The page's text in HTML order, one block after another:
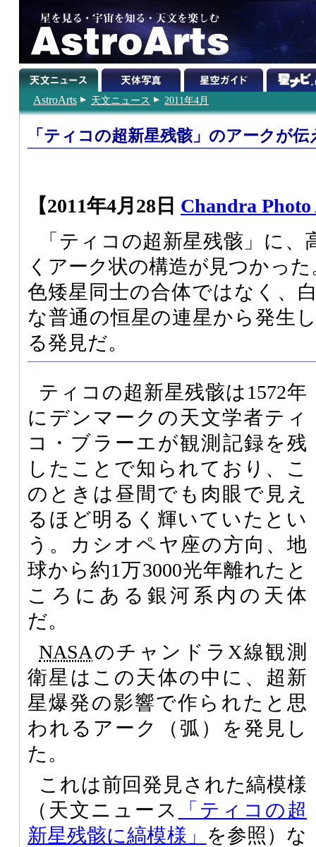
AstroArts 天文ニュース 2011年4月
「ティコの超新星残骸」のアークが
【2011年4月28日 Chandra
「ティコの超新星残骸」に
くアーク状の構造が見つかっ
色矮星同士の合体ではなく、
な普通の恒星の連星から発生
る発見だ。
ティコの超新星残骸は1572年
にデンマークの天文学者ティ
コ・ブラーエが観測記録を残
したことで知られており、こ
のときは昼間でも肉眼で見え
るほど明るく輝いていたとい
う。カシオペヤ座の方向、地
球から約1万3000光年離れたと
ころにある銀河系内の天体
だ。
NASAのチャンドラX線観測
衛星はこの天体の中に、超新
星爆発の影響で作られたと思
われるアーク（弧）を発見し
た。
これは前回発見された縞模様
（天文ニュース
「ティコの超
新星残骸に縞模様」
を参照）な